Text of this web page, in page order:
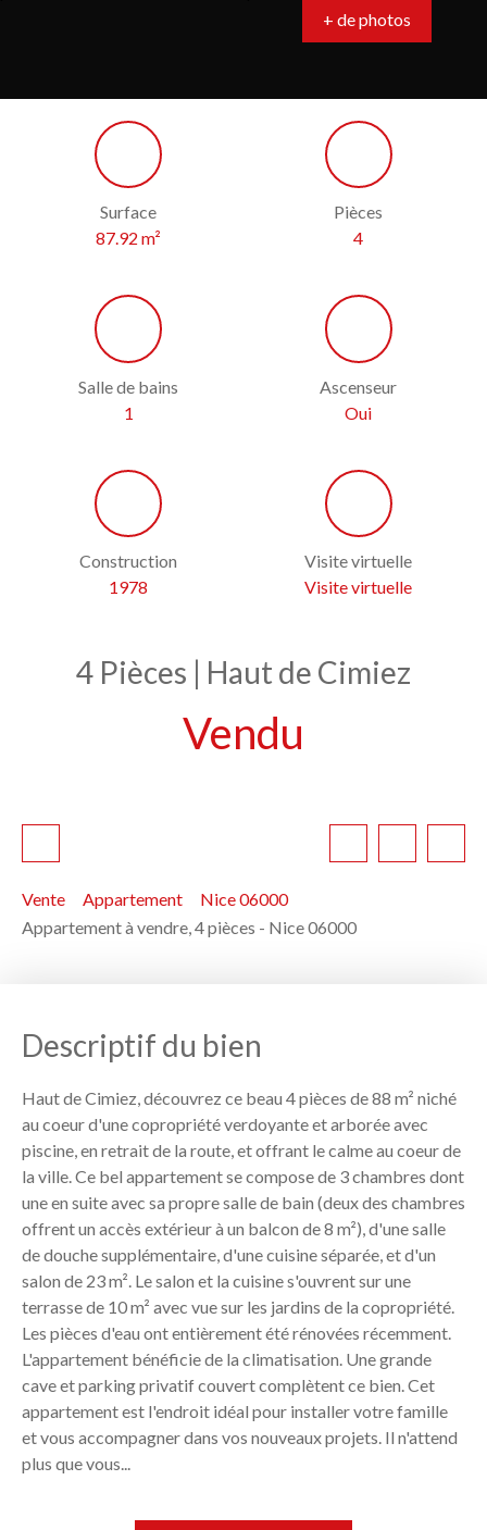
+ de photos
Surface
87.92m²
Pièces
4
Salle de bains
1
Ascenseur
Oui
Construction
1978
Visite virtuelle
Visite virtuelle
4 Pièces | Haut de Cimiez
Vendu
Vente Appartement
Nice 06000
Appartement à vendre, 4 pièces - Nice 06000
Descriptif du bien
Haut de Cimiez, découvrez ce beau 4 pièces de 88 m² niché
au coeur d'une copropriété verdoyante et arborée avec
piscine, en retrait de la route, et offrant le calme au coeur de
la ville. Ce bel appartement se compose de 3 chambres dont
une en suite avec sa propre salle de bain (deux des chambres
offrent un accès extérieur à un balcon de 8 m²), d'une salle
de douche supplémentaire, d'une cuisine séparée, et d'un
salon de 23 m². Le salon et la cuisine s'ouvrent sur une
terrasse de 10 m² avec vue sur les jardins de la copropriété.
Les pièces d'eau ont entièrement été rénovées récemment.
L'appartement bénéficie de la climatisation. Une grande
cave et parking privatif couvert complètent ce bien. Cet
appartement est l'endroit idéal pour installer votre famille
et vous accompagner dans vos nouveaux projets. Il n'attend
plus que vous...